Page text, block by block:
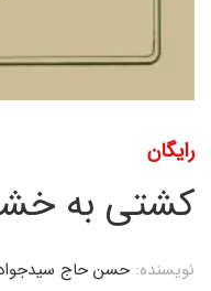
رایگان
کشتی به
نویسنده: حسن حاج